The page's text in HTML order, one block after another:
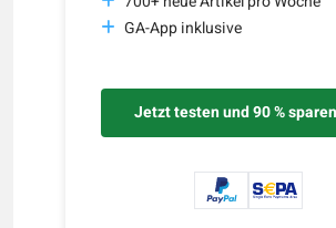
GA-App inklusive
Jetzt testen und 90 % sparen